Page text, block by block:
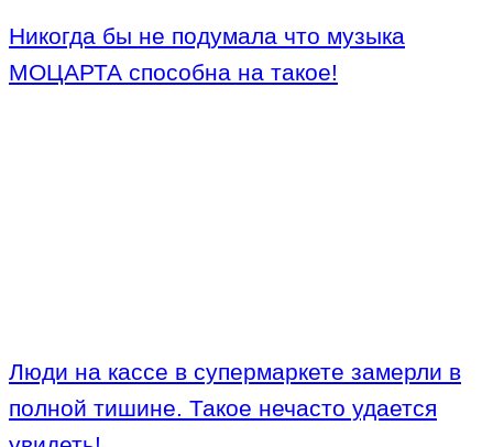
Никогда бы не подумала что музыка
МОЦАРТА способна на такое!
Люди на кассе в супермаркете замерли в
полной тишине. Такое нечасто удается